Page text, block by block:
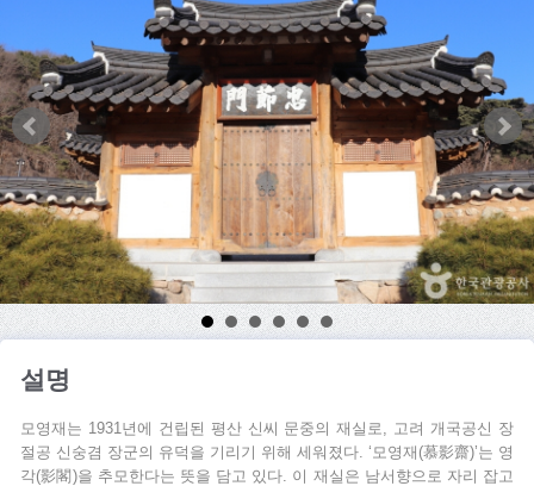
설명
모영재는 1931년에 건립된 평산 신씨 문중의 재실로, 고려 개국공신 장
절공 신숭겸 장군의 유덕을 기리기 위해 세워졌다. ‘모영재(慕影齋)’는 영
각(影閣)을 추모한다는 뜻을 담고 있다. 이 재실은 남서향으로 자리 잡고